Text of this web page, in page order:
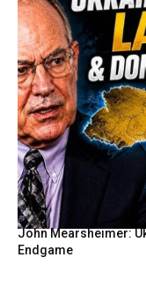
John Mearsheimer:
Endgame